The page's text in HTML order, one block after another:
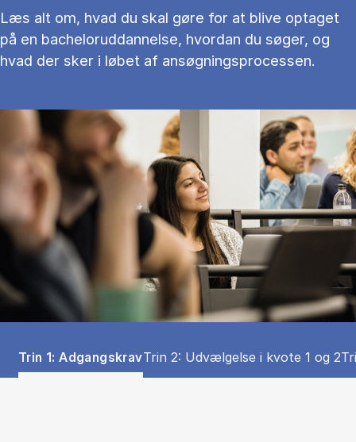
Læs alt om, hvad du skal gøre for at blive optaget
på en bacheloruddannelse, hvordan du søger, og
hvad der sker i løbet af ansøgningsprocessen.
Tablist controls
Show panel
Trin 1: AdgangskravShow panel
Trin 2: Udvælgelse i kvote 1 og 2